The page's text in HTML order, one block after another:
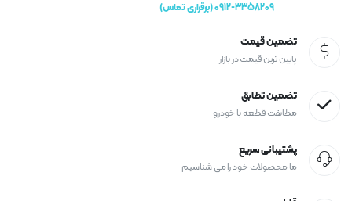
0912-3358209 (برقراری تماس)
تضمین قیمت
پایین ترین قیمت در بازار
تضمین تطابق
مطابقت قطعه با خودرو
پشتیبانی سریع
ما محصولات خود را می شناسیم